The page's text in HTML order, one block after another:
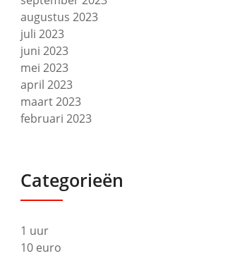
augustus 2023
juli 2023
juni 2023
mei 2023
april 2023
maart 2023
februari 2023
Categorieën
1 uur
10 euro